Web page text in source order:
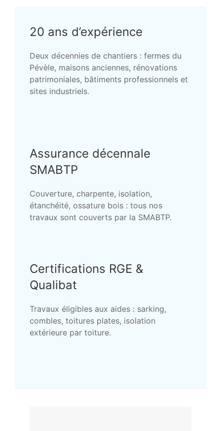
20 ans d’expérience
Deux décennies de chantiers : fermes du
Pévèle, maisons anciennes, rénovations
patrimoniales, bâtiments professionnels et
sites industriels.
Assurance décennale
SMABTP
Couverture, charpente, isolation,
étanchéité, ossature bois : tous nos
travaux sont couverts par la SMABTP.
Certifications RGE &
Qualibat
Travaux éligibles aux aides : sarking,
combles, toitures plates, isolation
extérieure par toiture.